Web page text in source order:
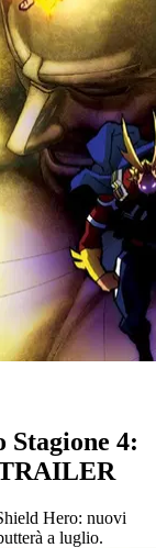
Stagione 4:
Hero: nuovi
a luglio.